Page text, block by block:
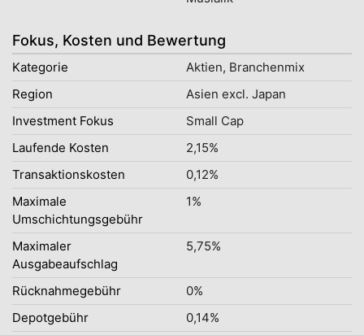
Fokus, Kosten und Bewertung
Kategorie
Aktien, Branchenmix
Region
Asien excl. Japan
Investment Fokus
Small Cap
Laufende Kosten
2,15%
Transaktionskosten
0,12%
Maximale
Umschichtungsgebühr
1%
Maximaler
Ausgabeaufschlag
5,75%
Rücknahmegebühr
0%
Depotgebühr
0,14%